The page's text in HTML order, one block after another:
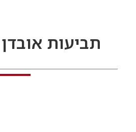
תביעות